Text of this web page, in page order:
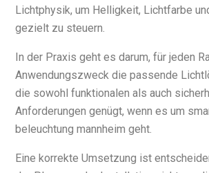
Lichtphysik, um Helligkeit, Lichtfarbe
gezielt zu steuern.
In der Praxis geht es darum, für jeden
Anwendungszweck die passende
die sowohl funktionalen als auch
Anforderungen genügt, wenn es um
beleuchtung mannheim geht.
Eine korrekte Umsetzung ist